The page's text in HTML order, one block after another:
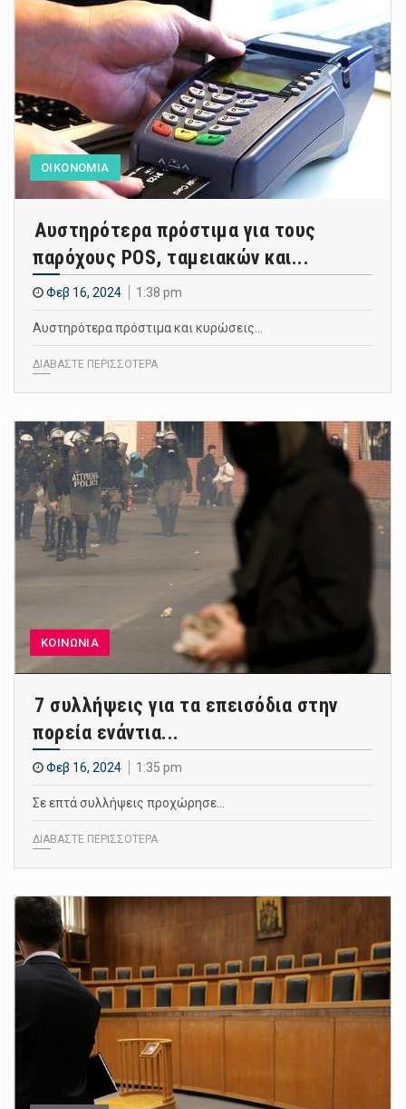
ΟΙΚΟΝΟΜΙΑ
Αυστηρότερα πρόστιμα για τους
παρόχους POS, ταμειακών και...
Φεβ 16, 2024 1:38 pm
Αυστηρότερα πρόστιμα και κυρώσεις…
ΔΙΑΒΑΣΤΕ ΠΕΡΙΣΣΟΤΕΡΑ
ΚΟΙΝΩΝΙΑ
7 συλλήψεις για τα επεισόδια στην
πορεία ενάντια...
Φεβ 16, 2024 1:35 pm
Σε επτά συλλήψεις προχώρησε…
ΔΙΑΒΑΣΤΕ ΠΕΡΙΣΣΟΤΕΡΑ